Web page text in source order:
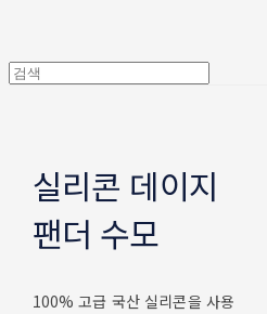
실리콘 데이지
팬더 수모
100% 고급 국산 실리콘을 사용